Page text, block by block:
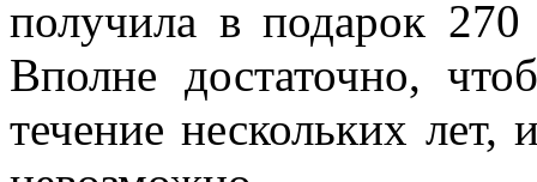
получила в подарок
Вполне достаточно,
течение нескольких лет,